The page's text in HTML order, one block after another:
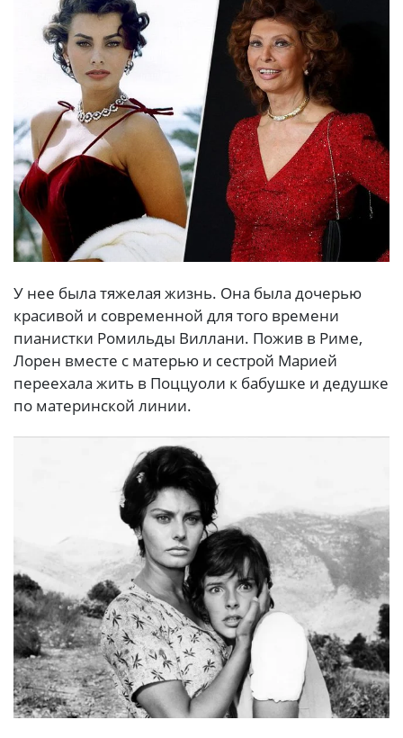
У нее была тяжелая жизнь. Она была дочерью
красивой и современной для того времени
пианистки Ромильды Виллани. Пожив в Риме,
Лорен вместе с матерью и сестрой Марией
переехала жить в Поццуоли к бабушке и дедушке
по материнской линии.